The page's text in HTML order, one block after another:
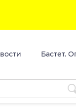
Бастет.